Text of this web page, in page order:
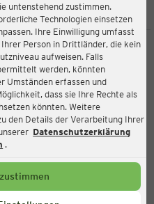
untenstehend zustimmen.
Technologien einsetzen
Ihre Einwilligung umfasst
Person in Drittländer, die kein
aufweisen. Falls
werden, könnten
Umständen erfassen und
dass sie Ihre Rechte als
könnten. Weitere
den Details der Verarbeitung Ihrer
Datenschutzerklärung
.
AKTIONEN
49078 Osnabrück